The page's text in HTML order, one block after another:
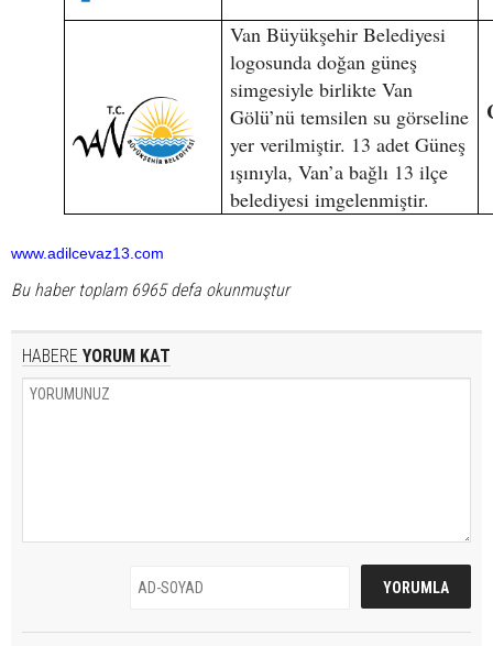
Van Büyükşehir Belediyesi
logosunda doğan güneş
simgesiyle birlikte Van
Gölü’nü temsilen su görseline
yer verilmiştir. 13 adet Güneş
ışınıyla, Van’a bağlı 13 ilçe
belediyesi imgelenmiştir.
www.adilcevaz13.com
Bu haber toplam 6965 defa okunmuştur
HABERE YORUM KAT